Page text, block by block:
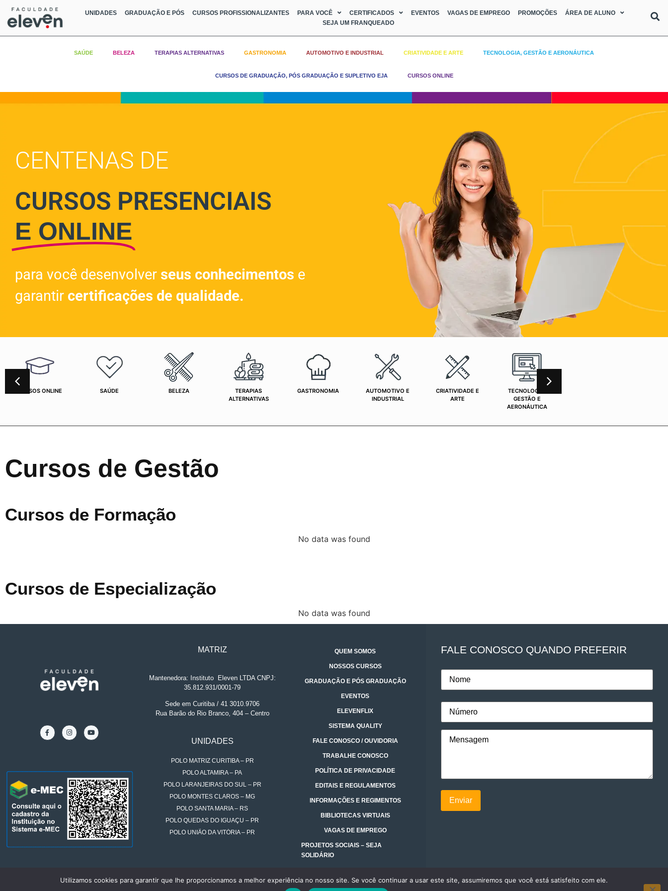
UNIDADES GRADUAÇÃO E PÓS CURSOS PROFISSIONALIZANTES PARA VOCÊ CERTIFICADOS EVENTOS VAGAS DE EMPREGO PROMOÇÕES
ÁREA DE ALUNO
SEJA UM FRANQUEADO
SAÚDE BELEZA TERAPIAS ALTERNATIVAS GASTRONOMIA AUTOMOTIVO E INDUSTRIAL CRIATIVIDADE E ARTE TECNOLOGIA, GESTÃO E AERONÁUTICA
CURSOS DE GRADUAÇÃO, PÓS GRADUAÇÃO E SUPLETIVO EJA CURSOS ONLINE
CENTENAS DE
CURSOS PRESENCIAIS
E ONLINE
para você desenvolver seus conhecimentos e
garantir certificações de qualidade.
CURSOS ONLINE SAÚDE BELEZA
TERAPIAS
ALTERNATIVAS
GASTRONOMIA
AUTOMOTIVO E
INDUSTRIAL
CRIATIVIDADE E
ARTE
TECNOLOGIA,
GESTÃO E
AERONÁUTICA
Cursos de Gestão
Cursos de Formação
No data was found
Cursos de Especialização
No data was found
MATRIZ
Mantenedora: Instituto.
Eleven LTDA CNPJ:
35.812.931/0001-79
Sede em Curitiba / 41 3010.9706
Rua Barão do Rio Branco, 404 – Centro
UNIDADES
POLO MATRIZ CURITIBA – PR
POLO ALTAMIRA – PA
POLO LARANJEIRAS DO SUL – PR
POLO MONTES CLAROS – MG
POLO SANTA MARIA – RS
POLO QUEDAS DO IGUAÇU – PR
POLO UNIÃO DA VITÓRIA – PR
QUEM SOMOS
NOSSOS CURSOS
GRADUAÇÃO E PÓS GRADUAÇÃO
EVENTOS
ELEVENFLIX
SISTEMA QUALITY
FALE CONOSCO / OUVIDORIA
TRABALHE CONOSCO
POLÍTICA DE PRIVACIDADE
EDITAIS E REGULAMENTOS
INFORMAÇÕES E REGIMENTOS
BIBLIOTECAS VIRTUAIS
VAGAS DE EMPREGO
PROJETOS SOCIAIS – SEJA
SOLIDÁRIO
FALE CONOSCO QUANDO PREFERIR
Utilizamos cookies para garantir que lhe proporcionamos a melhor experiência no nosso site. Se você continuar a usar este site, assumiremos que você está satisfeito com ele.